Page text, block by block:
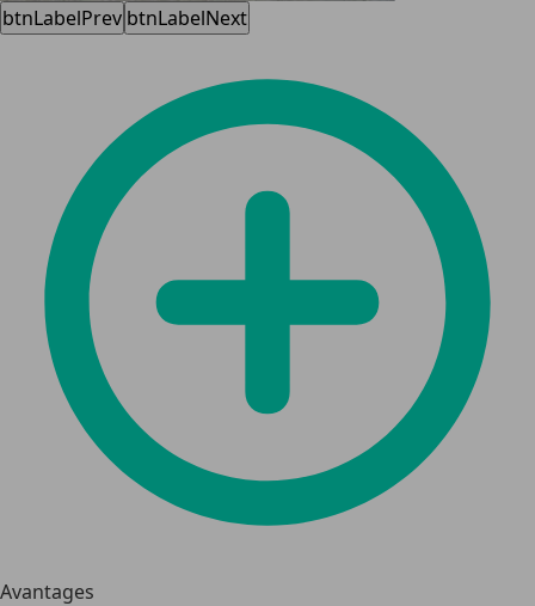
btnLabelPrev btnLabelNext
Avantages